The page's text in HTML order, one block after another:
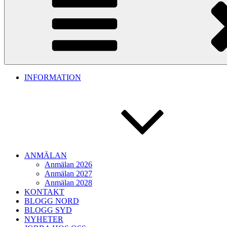
INFORMATION
ANMÄLAN
Anmälan 2026
Anmälan 2027
Anmälan 2028
KONTAKT
BLOGG NORD
BLOGG SYD
NYHETER